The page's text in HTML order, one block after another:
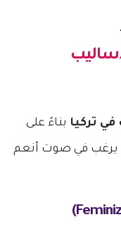
تركيا بناءً على
يرغب في صوت أنعم